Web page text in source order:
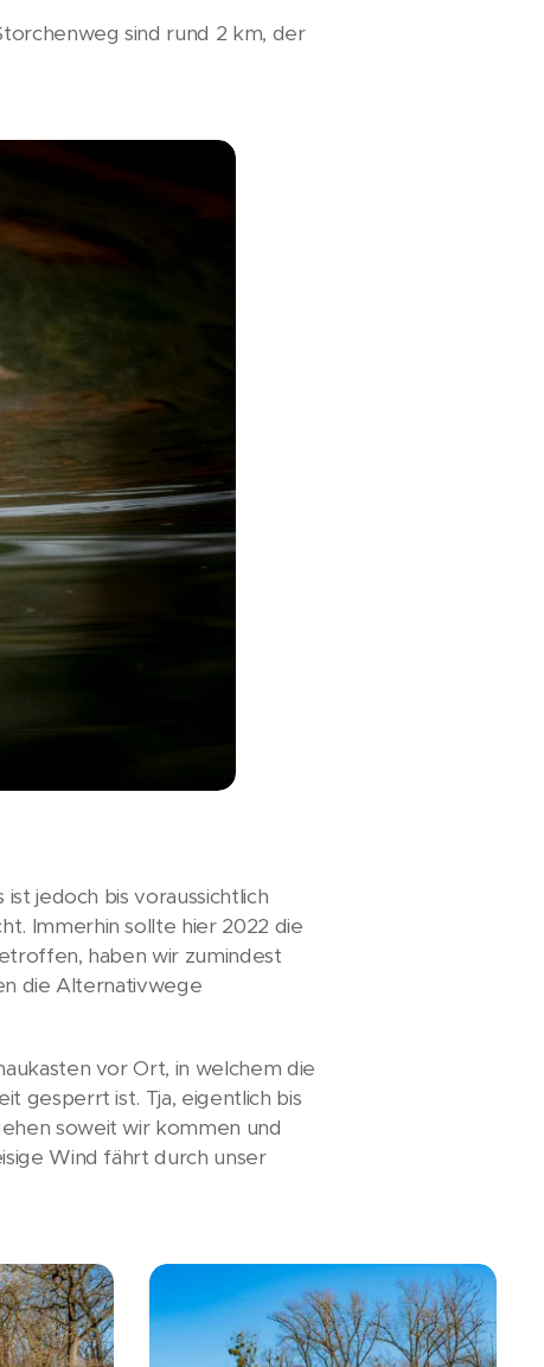
sind rund 2 km, der
jedoch bis voraussichtlich
Immerhin sollte hier 2022 die
haben wir zumindest
die Alternativwege
vor Ort, in welchem die
gesperrt ist. Tja, eigentlich bis
soweit wir kommen und
Wind fährt durch unser